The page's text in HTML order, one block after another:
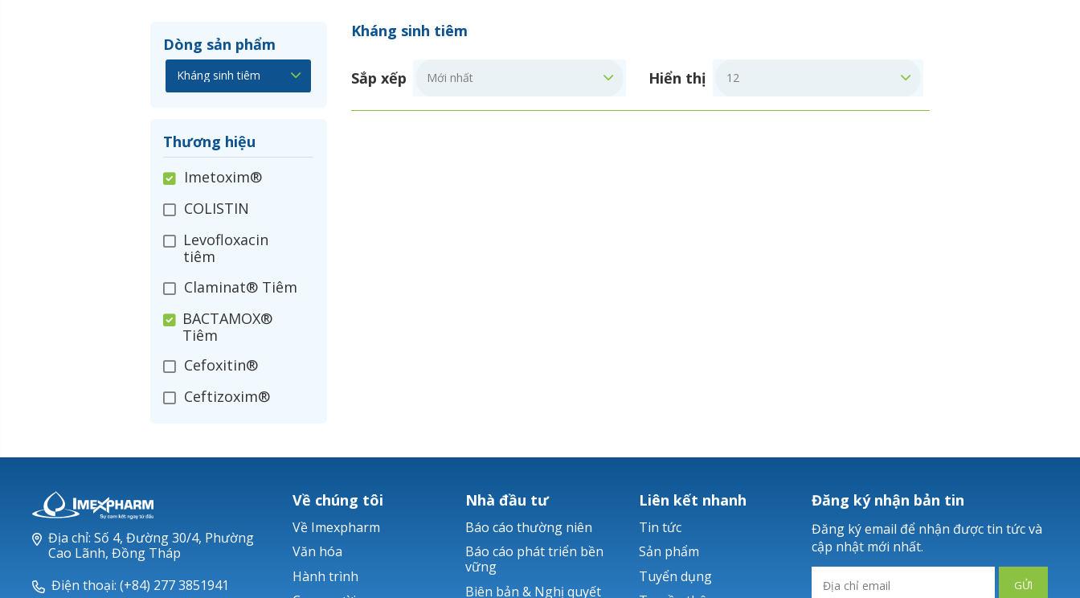
Dòng sản phẩm
Thương hiệu
Imetoxim®
COLISTIN
Levofloxacin
tiêm
Claminat® Tiêm
BACTAMOX®
Tiêm
Cefoxitin®
Ceftizoxim®
Nerusyn®
Ticarlinat®
Zobacta®
Kháng sinh tiêm
Sắp xếp Hiển thị
Địa chỉ: Số 4, Đường 30/4, Phường
Cao Lãnh, Đồng Tháp
Điện thoại: (+84) 277 3851941
Về chúng tôi
Về Imexpharm
Văn hóa
Hành trình
Nhà đầu tư
Báo cáo thường niên
Báo cáo phát triển bền
vững
Biên bản & Nghị quyết
Liên kết nhanh
Tin tức
Sản phẩm
Tuyển dụng
Đăng ký nhận bản tin
Đăng ký email để nhận được tin tức và
cập nhật mới nhất.
GỬI